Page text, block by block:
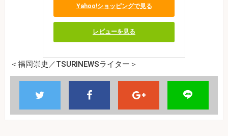
Yahoo!ショッピングで見る
レビューを見る
＜福岡崇史／TSURINEWSライター＞